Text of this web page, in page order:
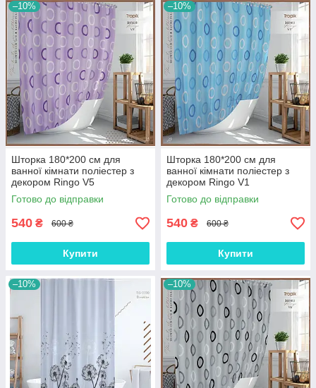
–10%
Шторка 180*200 см для
ванної кімнати поліестер з
декором Ringo V5
Готово до відправки
540 ₴ 600 ₴
Купити
–10%
Шторка 180*200 см для
ванної кімнати поліестер з
декором Ringo V1
Готово до відправки
540 ₴ 600 ₴
Купити
–10% –10%